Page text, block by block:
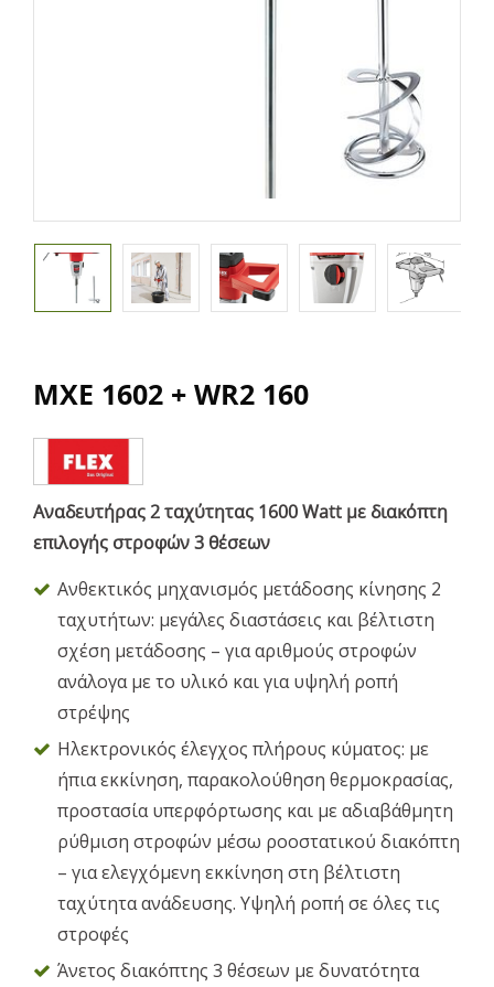
MXE 1602 + WR2 160
Αναδευτήρας 2 ταχύτητας 1600 Watt με διακόπτη
επιλογής στροφών 3 θέσεων
Ανθεκτικός μηχανισμός μετάδοσης κίνησης 2
ταχυτήτων: μεγάλες διαστάσεις και βέλτιστη
σχέση μετάδοσης – για αριθμούς στροφών
ανάλογα με το υλικό και για υψηλή ροπή
στρέψης
Ηλεκτρονικός έλεγχος πλήρους κύματος: με
ήπια εκκίνηση, παρακολούθηση θερμοκρασίας,
προστασία υπερφόρτωσης και με αδιαβάθμητη
ρύθμιση στροφών μέσω ροοστατικού διακόπτη
– για ελεγχόμενη εκκίνηση στη βέλτιστη
ταχύτητα ανάδευσης. Υψηλή ροπή σε όλες τις
στροφές
Άνετος διακόπτης 3 θέσεων με δυνατότητα